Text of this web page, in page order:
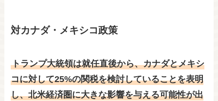
対カナダ・メキシコ政策
トランプ大統領は就任直後から、カナダとメキシ
コに対して25%の関税を検討していることを表明
し、北米経済圏に大きな影響を与える可能性が出